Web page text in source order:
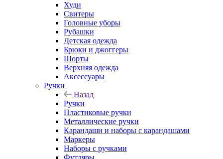
Худи
Свитеры
Головные уборы
Рубашки
Детская одежда
Брюки и джоггеры
Шорты
Верхняя одежда
Аксессуары
Ручки
Назад
Ручки
Пластиковые ручки
Металлические ручки
Карандаши и наборы с карандашами
Маркеры
Наборы с ручками
Футляры